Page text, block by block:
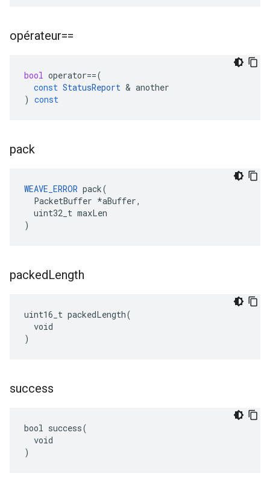
opérateur==
bool operator==(
const StatusReport & another
) const
pack
WEAVE_ERROR pack(
  PacketBuffer *aBuffer,
  uint32_t maxLen
)
packedLength
uint16_t packedLength(
  void
)
success
bool success(
  void
)